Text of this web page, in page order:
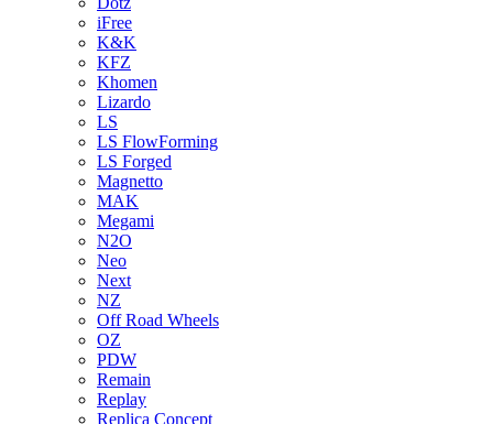
iFree
K&K
KFZ
Khomen
Lizardo
LS
LS FlowForming
LS Forged
Magnetto
MAK
Megami
N2O
Neo
Next
NZ
Off Road Wheels
OZ
PDW
Remain
Replay
Replica Concept